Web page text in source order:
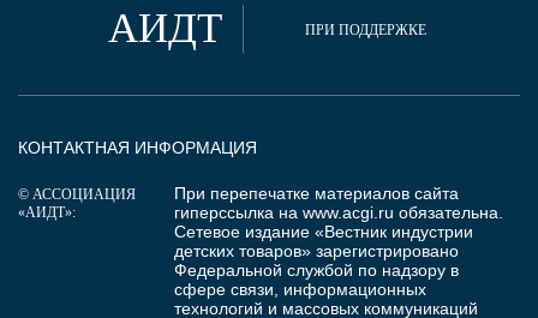
АИДТ ПРИ ПОДДЕРЖКЕ
КОНТАКТНАЯ ИНФОРМАЦИЯ
© АССОЦИАЦИЯ
«АИДТ»:
При перепечатке материалов сайта
гиперссылка на www.acgi.ru обязательна.
Сетевое издание «Вестник индустрии
детских товаров» зарегистрировано
Федеральной службой по надзору в
сфере связи, информационных
технологий и массовых коммуникаций